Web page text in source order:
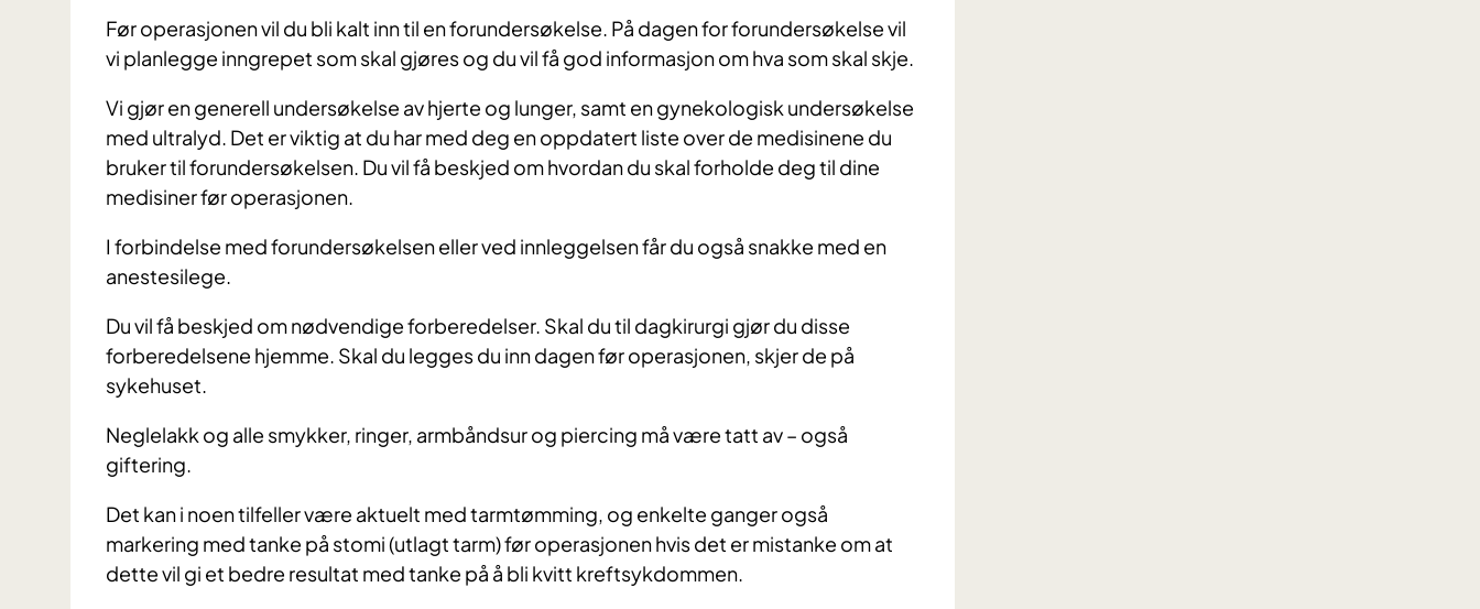
Før operasjonen vil du bli kalt inn til en forundersøkelse. På dagen for forundersøkelse vil
vi planlegge inngrepet som skal gjøres og du vil få god informasjon om hva som skal skje.
Vi gjør en generell undersøkelse av hjerte og lunger, samt en gynekologisk undersøkelse
med ultralyd. Det er viktig at du har med deg en oppdatert liste over de medisinene du
bruker til forundersøkelsen. Du vil få beskjed om hvordan du skal forholde deg til dine
medisiner før operasjonen.
I forbindelse med forundersøkelsen eller ved innleggelsen får du også snakke med en
anestesilege.
Du vil få beskjed om nødvendige forberedelser. Skal du til dagkirurgi gjør du disse
forberedelsene hjemme. Skal du legges du inn dagen før operasjonen, skjer de på
sykehuset.
Neglelakk og alle smykker, ringer, armbåndsur og piercing må være tatt av – også
giftering.
Det kan i noen tilfeller være aktuelt med tarmtømming, og enkelte ganger også
markering med tanke på stomi (utlagt tarm) før operasjonen hvis det er mistanke om at
dette vil gi et bedre resultat med tanke på å bli kvitt kreftsykdommen.